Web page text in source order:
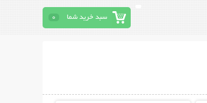
سبد خرید شما 0